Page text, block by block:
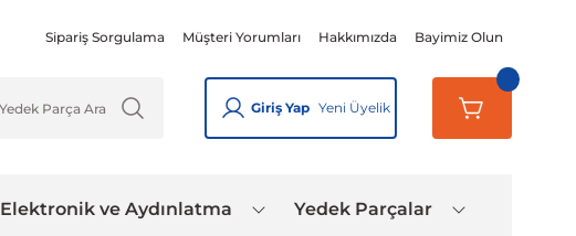
Sipariş Sorgulama Müşteri Yorumları Hakkımızda Bayimiz Olun
Giriş Yap Yeni Üyelik
Elektronik ve Aydınlatma Yedek Parçalar